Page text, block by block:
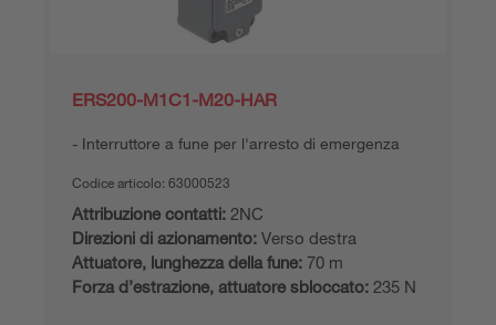
ERS200-M1C1-M20-HAR
Interruttore a fune per l'arresto di emergenza
Codice articolo: 63000523
Attribuzione contatti: 2NC
Direzioni di azionamento: Verso destra
Attuatore, lunghezza della fune: 70 m
Forza d’estrazione, attuatore sbloccato: 235 N